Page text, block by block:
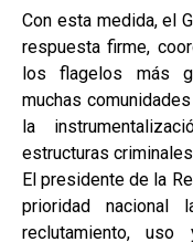
Con esta medida, el
respuesta firme,
los flagelos más
muchas
la
estructuras
El presidente de la
prioridad nacional
reclutamiento,